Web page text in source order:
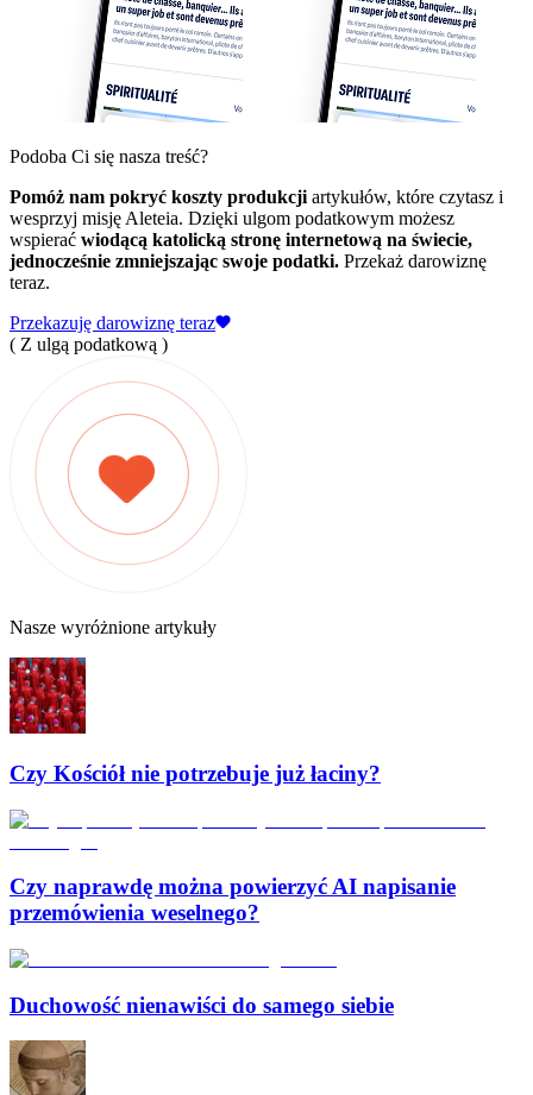
Podoba Ci się nasza treść?
Pomóż nam pokryć koszty produkcji artykułów, które czytasz i
wesprzyj misję Aleteia. Dzięki ulgom podatkowym możesz
wspierać wiodącą katolicką stronę internetową na świecie,
jednocześnie zmniejszając swoje podatki. Przekaż darowiznę
teraz.
Przekazuję darowiznę teraz
( Z ulgą podatkową )
Nasze wyróżnione artykuły
Czy Kościół nie potrzebuje już łaciny?
Czy naprawdę można powierzyć AI napisanie
przemówienia weselnego?
Duchowość nienawiści do samego siebie